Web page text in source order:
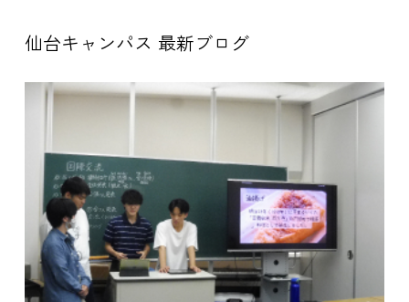
仙台キャンパス 最新ブログ